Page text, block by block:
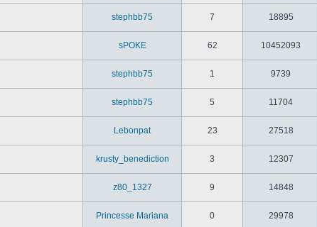
stephbb75 7 18895
sPOKE 62 10452093
stephbb75 1 9739
stephbb75 5 11704
Lebonpat 23 27518
krusty_benediction 3 12307
z80_1327 9 14848
Princesse Mariana 0 29978